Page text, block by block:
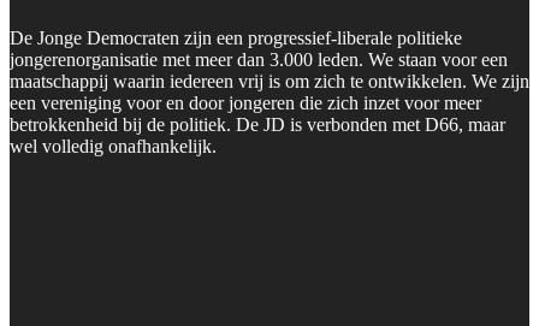
De Jonge Democraten zijn een progressief-liberale politieke
jongerenorganisatie met meer dan 3.000 leden. We staan voor een
maatschappij waarin iedereen vrij is om zich te ontwikkelen. We zijn
een vereniging voor en door jongeren die zich inzet voor meer
betrokkenheid bij de politiek. De JD is verbonden met D66, maar
wel volledig onafhankelijk.